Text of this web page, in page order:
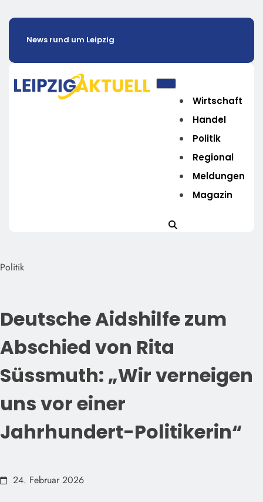
News rund um Leipzig
Wirtschaft
Handel
Politik
Regional
Meldungen
Magazin
Politik
Deutsche Aidshilfe zum
Abschied von Rita
Süssmuth: „Wir verneigen
uns vor einer
Jahrhundert-Politikerin“
24. Februar 2026